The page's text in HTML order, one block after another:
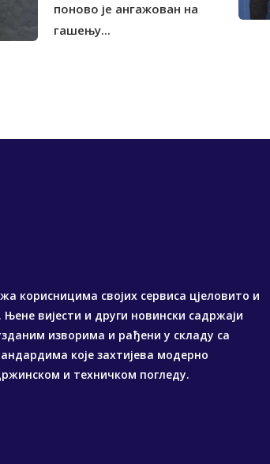
поново је ангажован на
гашењу...
корисницима својих сервиса цјеловито и
вијести и други новински садржаји
изворима и рађени у складу са
које захтијева модерно
и техничком погледу.